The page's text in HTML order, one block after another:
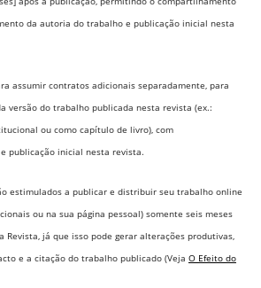
da autoria do trabalho e publicação inicial nesta
assumir contratos adicionais separadamente, para
versão do trabalho publicada nesta revista (ex.:
ou como capítulo de livro), com
publicação inicial nesta revista.
estimulados a publicar e distribuir seu trabalho online
ou na sua página pessoal) somente seis meses
Revista, já que isso pode gerar alterações produtivas,
e a citação do trabalho publicado (Veja O Efeito do